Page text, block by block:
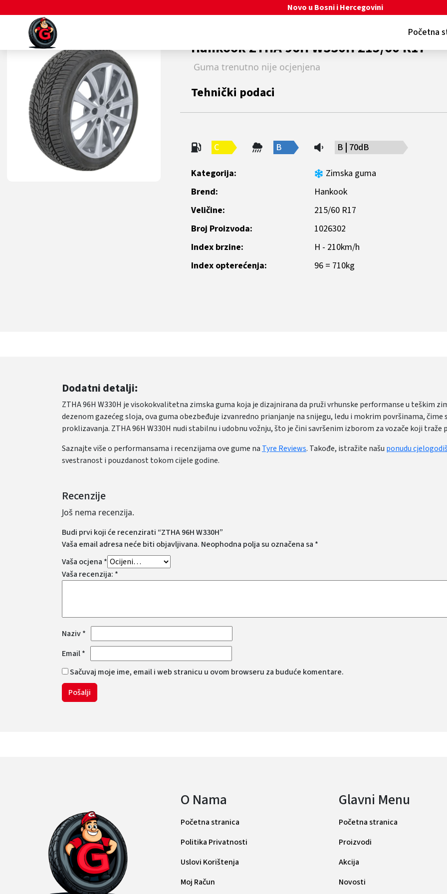
Novo u Bosni i Hercegovini
Početna
Hankook ZTHA 96H W330H 215/60 R17
Guma trenutno nije ocjenjena
Tehnički podaci
C B B 70dB
Kategorija:
Zimska guma
Brend:
Hankook
Veličine:
215/60 R17
Broj Proizvoda:
1026302
Index brzine:
H - 210km/h
Index opterećenja:
96 = 710kg
Dodatni detalji:
ZTHA 96H W330H je visokokvalitetna zimska guma koja je dizajnirana da pruži vrhunske performanse u teškim
dezenom gazećeg sloja, ova guma obezbeđuje izvanredno prianjanje na snijegu, ledu i mokrim površinama, čime
proklizavanja. ZTHA 96H W330H nudi stabilnu i udobnu vožnju, što je čini savršenim izborom za vozače koji
Saznajte više o performansama i recenzijama ove gume na Tyre Reviews. Takođe, istražite našu ponudu
svestranost i pouzdanost tokom cijele godine.
Recenzije
Još nema recenzija.
Budi prvi koji će recenzirati “ZTHA 96H W330H”
Vaša email adresa neće biti objavljivana. Neophodna polja su označena sa *
Vaša ocjena *
Vaša recenzija: *
Naziv*
Email*
Sačuvaj moje ime, email i web stranicu u ovom browseru za buduće komentare.
O Nama
Početna stranica
Politika Privatnosti
Uslovi Korištenja
Moj Račun
Glavni Menu
Početna stranica
Proizvodi
Akcija
Novosti